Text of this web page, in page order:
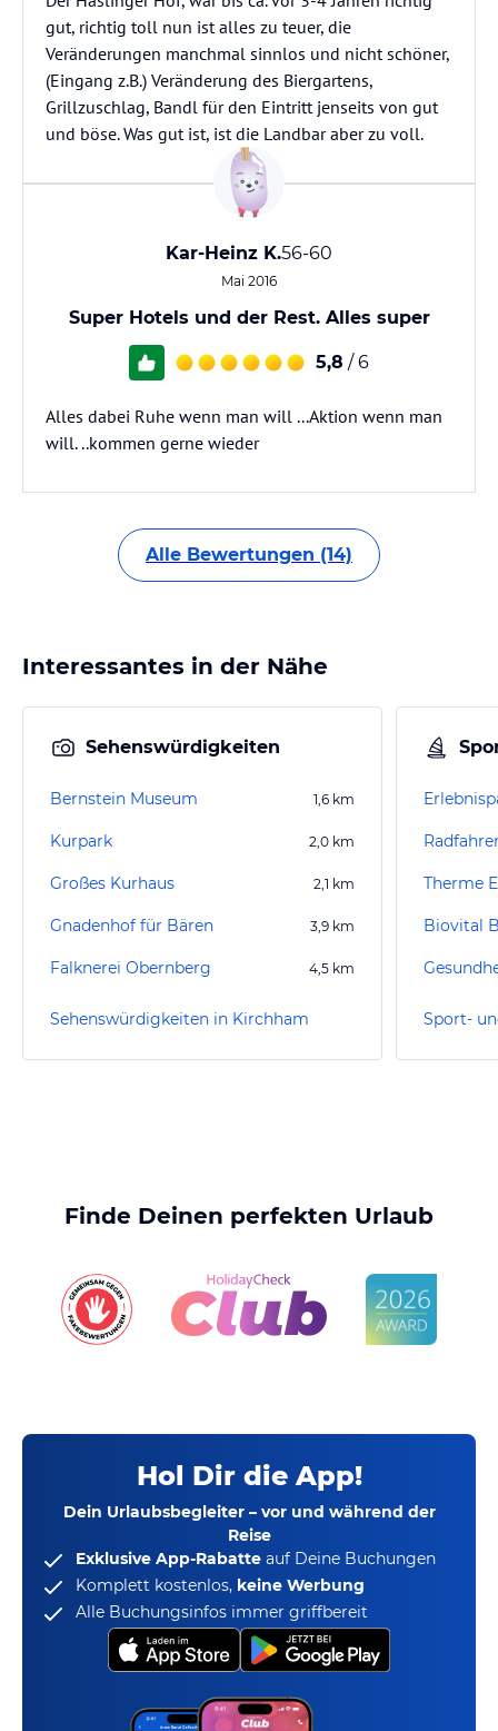
gut, richtig toll nun ist alles zu teuer, die
Veränderungen manchmal sinnlos und nicht schöner,
(Eingang z.B.) Veränderung des Biergartens,
Grillzuschlag, Bandl für den Eintritt jenseits von gut
und böse. Was gut ist, ist die Landbar aber zu voll.
Kar-Heinz K.56-60
Mai 2016
Super Hotels und der Rest. Alles super
5,8 / 6
Alles dabei Ruhe wenn man will ...Aktion wenn man
will. ..kommen gerne wieder
Alle Bewertungen (14)
Interessantes in der Nähe
Sehenswürdigkeiten
Bernstein Museum 1,6 km
Kurpark 2,0 km
Großes Kurhaus 2,1 km
Gnadenhof für Bären 3,9 km
Falknerei Obernberg 4,5 km
Sehenswürdigkeiten in Kirchham
Therme
Biovital
Finde Deinen perfekten Urlaub
Hol Dir die App!
Dein Urlaubsbegleiter – vor und während der
Reise
Exklusive App-Rabatte auf Deine Buchungen
Komplett kostenlos, keine Werbung
Alle Buchungsinfos immer griffbereit